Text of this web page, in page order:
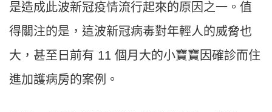
是造成此波新冠疫情流行起來的原因之一。值
得關注的是，這波新冠病毒對年輕人的威脅也
大，甚至日前有 11 個月大的小寶寶因確診而住
進加護病房的案例。